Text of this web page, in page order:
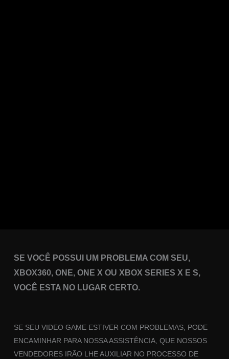
SE VOCÊ POSSUI UM PROBLEMA COM SEU,
XBOX360, ONE, ONE X OU XBOX SERIES X E S,
VOCÊ ESTA NO LUGAR CERTO.
SE SEU VIDEO GAME ESTIVER COM PROBLEMAS, PODE
ENCAMINHAR PARA NOSSA ASSISTÊNCIA, QUE NOSSOS
VENDEDORES IRÃO LHE AUXILIAR NO PROCESSO DE